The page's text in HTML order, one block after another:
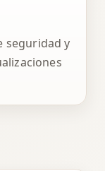
seguridad y